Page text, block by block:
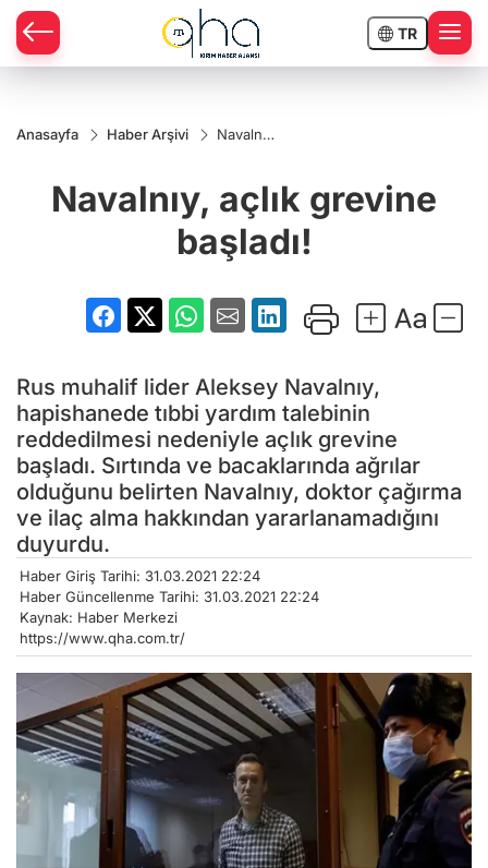
TR
Anasayfa Haber Arşivi
Navalnıy,
başladı!
Navalnıy, açlık grevine
başladı!
Rus muhalif lider Aleksey Navalnıy,
hapishanede tıbbi yardım talebinin
reddedilmesi nedeniyle açlık grevine
başladı. Sırtında ve bacaklarında ağrılar
olduğunu belirten Navalnıy, doktor çağırma
ve ilaç alma hakkından yararlanamadığını
duyurdu.
Haber Giriş Tarihi: 31.03.2021 22:24
Haber Güncellenme Tarihi: 31.03.2021 22:24
Kaynak: Haber Merkezi
https://www.qha.com.tr/